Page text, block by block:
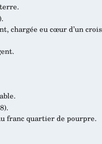
chargée eu cœur d’un
franc quartier de pourpre.